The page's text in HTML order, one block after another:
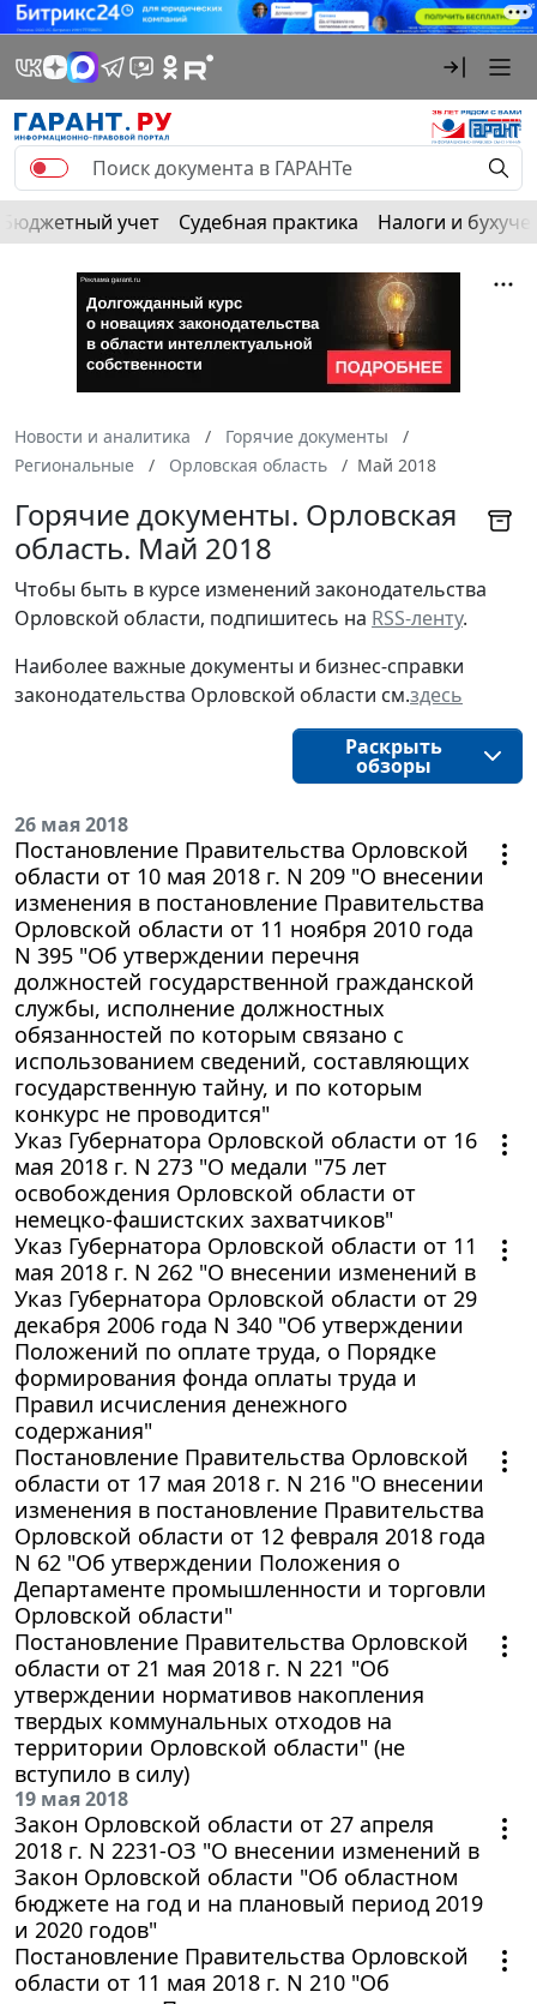
Бюджетный учет Судебная практика Налоги и
Новости и аналитика
Горячие документы
Региональные
Орловская область Май 2018
Горячие документы. Орловская
область. Май 2018
Чтобы быть в курсе изменений законодательства
Орловской области, подпишитесь на RSS-ленту.
Наиболее важные документы и бизнес-справки
законодательства Орловской области см.здесь
Раскрыть
обзоры
26 мая 2018
Постановление Правительства Орловской
области от 10 мая 2018 г. N 209 "О внесении
изменения в постановление Правительства
Орловской области от 11 ноября 2010 года
N 395 "Об утверждении перечня
должностей государственной гражданской
службы, исполнение должностных
обязанностей по которым связано с
использованием сведений, составляющих
государственную тайну, и по которым
конкурс не проводится"
Указ Губернатора Орловской области от 16
мая 2018 г. N 273 "О медали "75 лет
освобождения Орловской области от
немецко-фашистских захватчиков"
Указ Губернатора Орловской области от 11
мая 2018 г. N 262 "О внесении изменений в
Указ Губернатора Орловской области от 29
декабря 2006 года N 340 "Об утверждении
Положений по оплате труда, о Порядке
формирования фонда оплаты труда и
Правил исчисления денежного
содержания"
Постановление Правительства Орловской
области от 17 мая 2018 г. N 216 "О внесении
изменения в постановление Правительства
Орловской области от 12 февраля 2018 года
N 62 "Об утверждении Положения о
Департаменте промышленности и торговли
Орловской области"
Постановление Правительства Орловской
области от 21 мая 2018 г. N 221 "Об
утверждении нормативов накопления
твердых коммунальных отходов на
территории Орловской области" (не
вступило в силу)
19 мая 2018
Закон Орловской области от 27 апреля
2018 г. N 2231-ОЗ "О внесении изменений в
Закон Орловской области "Об областном
бюджете на год и на плановый период 2019
и 2020 годов"
Постановление Правительства Орловской
области от 11 мая 2018 г. N 210 "Об